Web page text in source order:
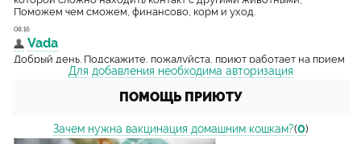
Для добавления необходима авторизация
ПОМОЩЬ ПРИЮТУ
Зачем нужна вакцинация домашним кошкам?(0)